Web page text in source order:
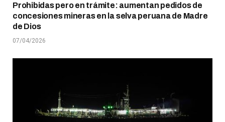
Prohibidas pero en trámite: aumentan pedidos de
concesiones mineras en la selva peruana de Madre
de Dios
07/04/2026